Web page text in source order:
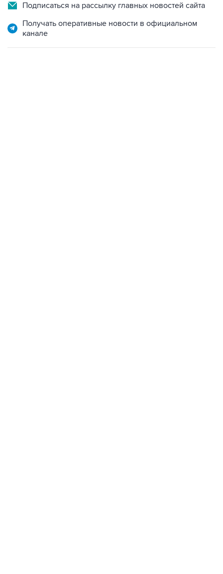
Подписаться на рассылку главных новостей сайта
Получать оперативные новости в официальном
канале